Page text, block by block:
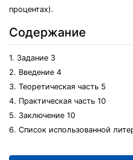
процентах).
Содержание
1. Задание 3
2. Введение 4
3. Теоретическая часть 5
4. Практическая часть 10
5. Заключение 10
6. Список использованной